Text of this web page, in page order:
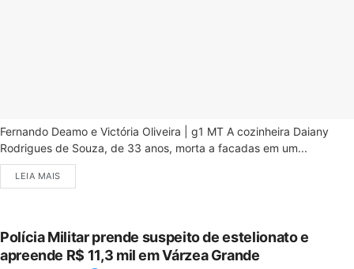
Fernando Deamo e Victória Oliveira | g1 MT A cozinheira Daiany
Rodrigues de Souza, de 33 anos, morta a facadas em um...
LEIA MAIS
Polícia Militar prende suspeito de estelionato e
apreende R$ 11,3 mil em Várzea Grande